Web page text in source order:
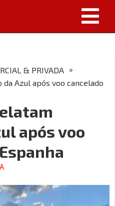
& PRIVADA »
Azul após voo cancelado
após voo